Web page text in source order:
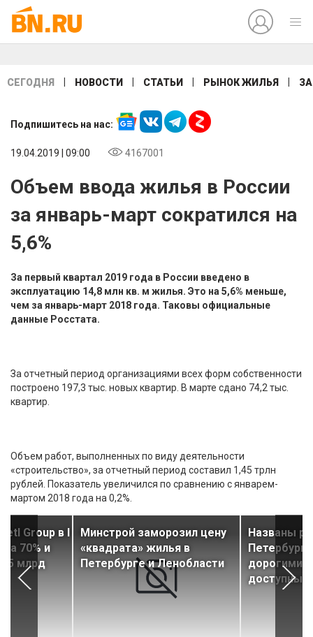
СЕГОДНЯ НОВОСТИ СТАТЬИ РЫНОК ЖИЛЬЯ
Подпишитесь на нас:
19.04.2019 | 09:00 4167001
Объем ввода жилья в России
за январь-март сократился на
5,6%
За первый квартал 2019 года в России введено в
эксплуатацию 14,8 млн кв. м жилья. Это на 5,6% меньше,
чем за январь-март 2018 года. Таковы официальные
данные Росстата.
За отчетный период организациями всех форм собственности
построено 197,3 тыс. новых квартир. В марте сдано 74,2 тыс.
квартир.
Объем работ, выполненных по виду деятельности
«строительство», за отчетный период составил 1,45 трлн
рублей. Показатель увеличился по сравнению с январем-
мартом 2018 года на 0,2%.
Group в I
70% и
25 млрд
Минстрой заморозил цену
«квадрата» жилья в
Петербурге и Ленобласти
Названы
дорогими